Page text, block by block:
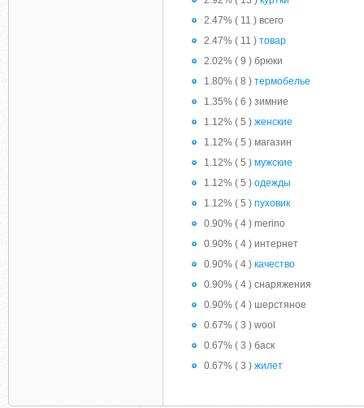
2.47% ( 11 ) всего
2.47% ( 11 ) товар
2.02% ( 9 ) брюки
1.80% ( 8 ) термобелье
1.35% ( 6 ) зимние
1.12% ( 5 ) женские
1.12% ( 5 ) магазин
1.12% ( 5 ) мужские
1.12% ( 5 ) одежды
1.12% ( 5 ) пуховик
0.90% ( 4 ) merino
0.90% ( 4 ) интернет
0.90% ( 4 ) качество
0.90% ( 4 ) снаряжения
0.90% ( 4 ) шерстяное
0.67% ( 3 ) wool
0.67% ( 3 ) баск
0.67% ( 3 ) жилет